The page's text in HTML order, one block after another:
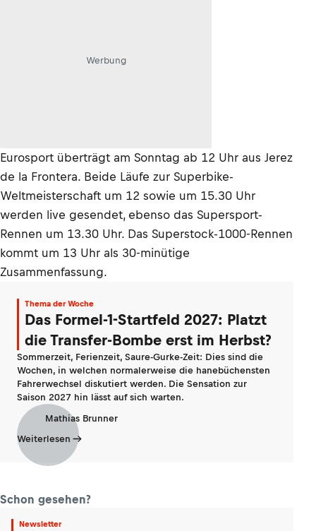
Werbung
Eurosport überträgt am Sonntag ab 12 Uhr aus Jerez
de la Frontera. Beide Läufe zur Superbike-
Weltmeisterschaft um 12 sowie um 15.30 Uhr
werden live gesendet, ebenso das Supersport-
Rennen um 13.30 Uhr. Das Superstock-1000-Rennen
kommt um 13 Uhr als 30-minütige
Zusammenfassung.
Thema der Woche
Das Formel-1-Startfeld 2027: Platzt
die Transfer-Bombe erst im Herbst?
Sommerzeit, Ferienzeit, Saure-Gurke-Zeit: Dies sind die
Wochen, in welchen normalerweise die hanebüchensten
Fahrerwechsel diskutiert werden. Die Sensation zur
Saison 2027 hin lässt auf sich warten.
Mathias Brunner
Weiterlesen
Schon gesehen?
Newsletter